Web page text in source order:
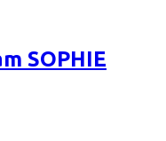
SOPHIE